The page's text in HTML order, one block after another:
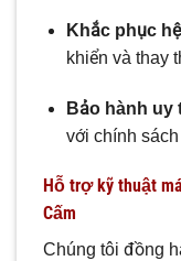
Khắc phục
khiển và thay
Bảo hành uy
với chính
Hỗ trợ kỹ thuật
Cấm
Chúng tôi đồng